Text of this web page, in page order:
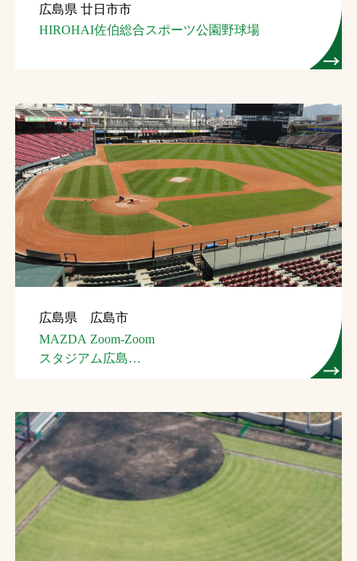
広島県 廿日市市
HIROHAI佐伯総合スポーツ公園野球場
広島県 広島市
MAZDA Zoom-Zoom
スタジアム広島